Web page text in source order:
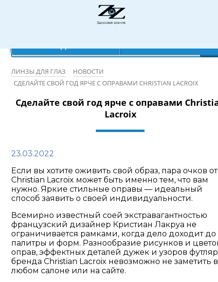
Режим работы: 10:00-20:00
Записаться на бесплатную проверку зрения
ЛИНЗЫ ДЛЯ ГЛАЗ
НОВОСТИ
СДЕЛАЙТЕ СВОЙ ГОД ЯРЧЕ С ОПРАВАМИ CHRISTIAN LACROIX
Сделайте свой год ярче с оправами
Lacroix
23.03.2022
Если вы хотите оживить свой образ, пара очков от
Christian Lacroix может быть именно тем, что вам
нужно. Яркие стильные оправы — идеальный
способ заявить о своей индивидуальности.
Всемирно известный соей экстравагантностью
французский дизайнер Кристиан Лакруа не
ограничивается рамками, когда дело доходит до
палитры и форм. Разнообразие рисунков и
оправ, эффектных деталей дужек и узоров
бренда Christian Lacroix невозможно не заметить в
любом салоне или на сайте.